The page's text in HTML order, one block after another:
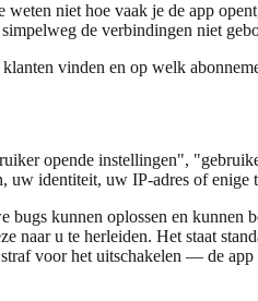
niet hoe vaak je de app
de verbindingen niet
vinden en op welk
opende instellingen",
identiteit, uw IP-adres of enige
bugs kunnen oplossen en
naar u te herleiden. Het staat
voor het uitschakelen — de